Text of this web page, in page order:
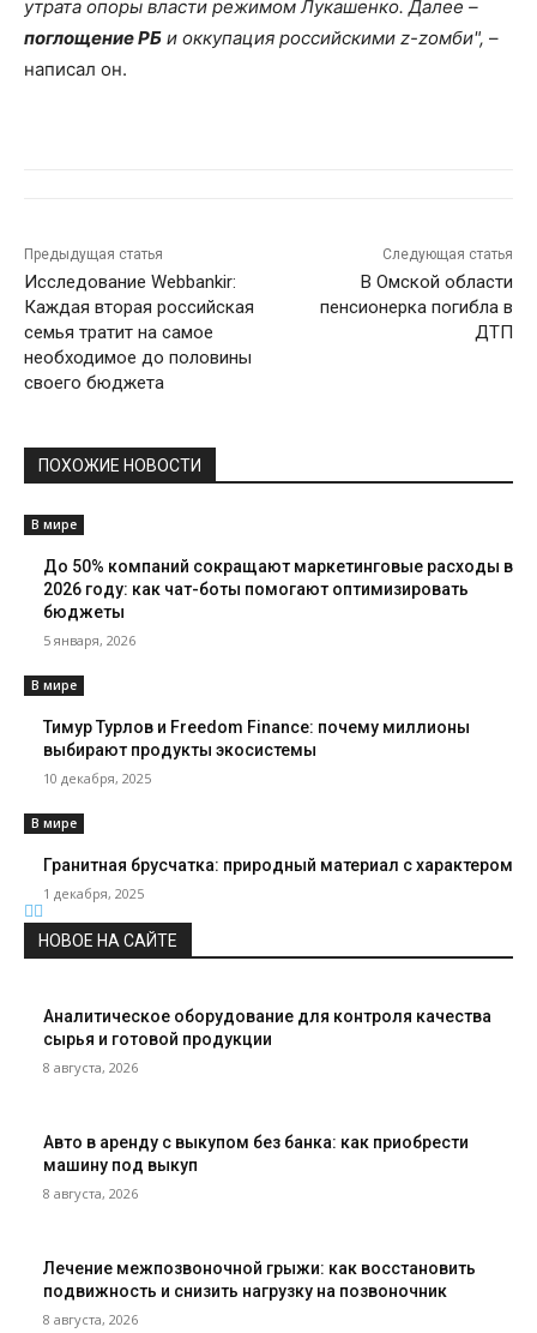
утрата опоры власти режимом Лукашенко. Далее –
поглощение РБ и оккупация российскими z-zомби", –
написал он.
Предыдущая статья
Исследование Webbankir:
Каждая вторая российская
семья тратит на самое
необходимое до половины
своего бюджета
Следующая статья
В Омской области
пенсионерка погибла в
ДТП
ПОХОЖИЕ НОВОСТИ
В мире
До 50% компаний сокращают маркетинговые расходы в
2026 году: как чат-боты помогают оптимизировать
бюджеты
5 января, 2026
В мире
Тимур Турлов и Freedom Finance: почему миллионы
выбирают продукты экосистемы
10 декабря, 2025
В мире
Гранитная брусчатка: природный материал с характером
1 декабря, 2025
НОВОЕ НА САЙТЕ
Аналитическое оборудование для контроля качества
сырья и готовой продукции
8 августа, 2026
Авто в аренду с выкупом без банка: как приобрести
машину под выкуп
8 августа, 2026
Лечение межпозвоночной грыжи: как восстановить
подвижность и снизить нагрузку на позвоночник
8 августа, 2026